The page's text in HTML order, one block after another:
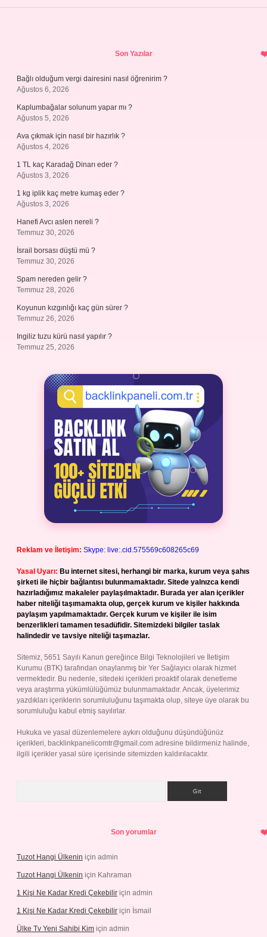
Son Yazılar
Bağlı olduğum vergi dairesini nasıl öğrenirim ?
Ağustos 6, 2026
Kaplumbağalar solunum yapar mı ?
Ağustos 5, 2026
Ava çıkmak için nasıl bir hazırlık ?
Ağustos 4, 2026
1 TL kaç Karadağ Dinarı eder ?
Ağustos 3, 2026
1 kg iplik kaç metre kumaş eder ?
Ağustos 3, 2026
Hanefi Avcı aslen nereli ?
Temmuz 30, 2026
İsrail borsası düştü mü ?
Temmuz 30, 2026
Spam nereden gelir ?
Temmuz 28, 2026
Koyunun kızgınlığı kaç gün sürer ?
Temmuz 26, 2026
Ingiliz tuzu kürü nasıl yapılır ?
Temmuz 25, 2026
Reklam ve İletişim: Skype: live:.cid.575569c608265c69
Yasal Uyarı: Bu internet sitesi, herhangi bir marka, kurum veya şahıs
şirketi ile hiçbir bağlantısı bulunmamaktadır. Sitede yalnızca kendi
hazırladığımız makaleler paylaşılmaktadır. Burada yer alan içerikler
haber niteliği taşımamakta olup, gerçek kurum ve kişiler hakkında
paylaşım yapılmamaktadır. Gerçek kurum ve kişiler ile isim
benzerlikleri tamamen tesadüfidir. Sitemizdeki bilgiler taslak
halindedir ve tavsiye niteliği taşımazlar.
Sitemiz, 5651 Sayılı Kanun gereğince Bilgi Teknolojileri ve İletişim
Kurumu (BTK) tarafından onaylanmış bir Yer Sağlayıcı olarak hizmet
vermektedir. Bu nedenle, sitedeki içerikleri proaktif olarak denetleme
veya araştırma yükümlülüğümüz bulunmamaktadır. Ancak, üyelerimiz
yazdıkları içeriklerin sorumluluğunu taşımakta olup, siteye üye olarak bu
sorumluluğu kabul etmiş sayılırlar.
Hukuka ve yasal düzenlemelere aykırı olduğunu düşündüğünüz
içerikleri, backlinkpanelicomtr@gmail.com adresine bildirmeniz halinde,
ilgili içerikler yasal süre içerisinde sitemizden kaldırılacaktır.
Son yorumlar
Tuzot Hangi Ülkenin için admin
Tuzot Hangi Ülkenin için Kahraman
1 Kişi Ne Kadar Kredi Çekebilir için admin
1 Kişi Ne Kadar Kredi Çekebilir için İsmail
Ülke Tv Yeni Sahibi Kim için admin